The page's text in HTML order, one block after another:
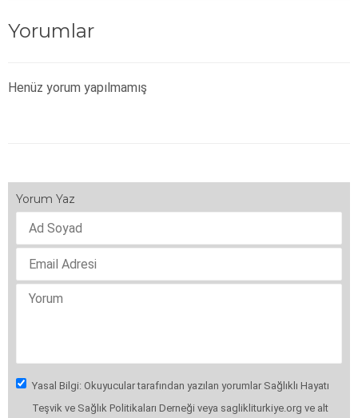
Yorumlar
Henüz yorum yapılmamış
Yorum Yaz
Yasal Bilgi: Okuyucular tarafından yazılan yorumlar Sağlıklı Hayatı
Teşvik ve Sağlık Politikaları Derneği veya saglikliturkiye.org ve alt